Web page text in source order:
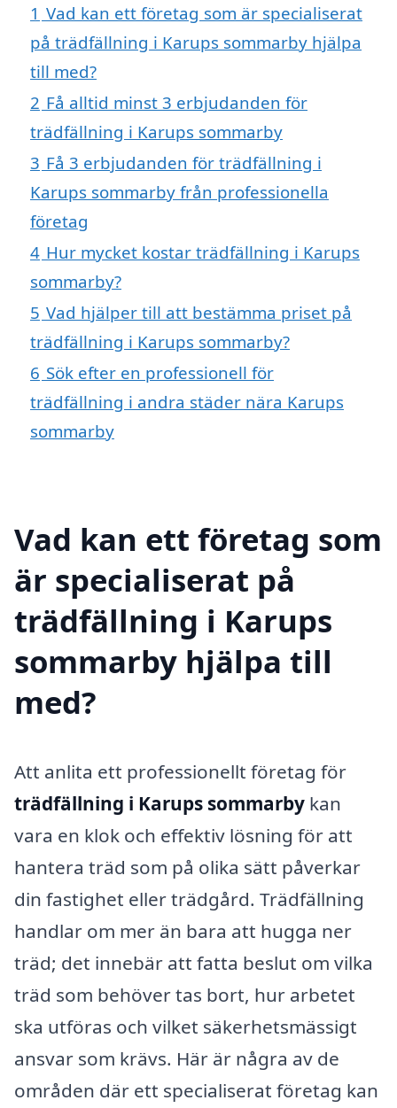
1 Vad kan ett företag som är specialiserat
på trädfällning i Karups sommarby hjälpa
till med?
2 Få alltid minst 3 erbjudanden för
trädfällning i Karups sommarby
3 Få 3 erbjudanden för trädfällning i
Karups sommarby från professionella
företag
4 Hur mycket kostar trädfällning i Karups
sommarby?
5 Vad hjälper till att bestämma priset på
trädfällning i Karups sommarby?
6 Sök efter en professionell för
trädfällning i andra städer nära Karups
sommarby
Vad kan ett företag som
är specialiserat på
trädfällning i Karups
sommarby hjälpa till
med?
Att anlita ett professionellt företag för
trädfällning i Karups sommarby kan
vara en klok och effektiv lösning för att
hantera träd som på olika sätt påverkar
din fastighet eller trädgård. Trädfällning
handlar om mer än bara att hugga ner
träd; det innebär att fatta beslut om vilka
träd som behöver tas bort, hur arbetet
ska utföras och vilket säkerhetsmässigt
ansvar som krävs. Här är några av de
områden där ett specialiserat företag kan